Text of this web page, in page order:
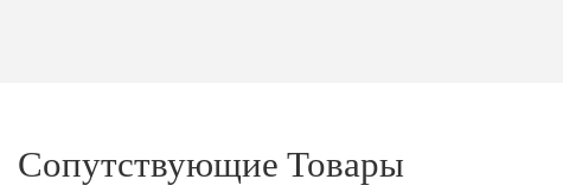
Сопутствующие Товары